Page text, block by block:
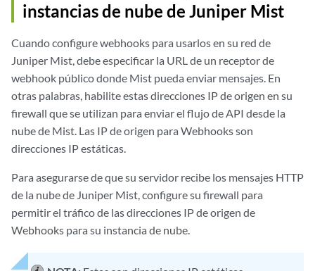
instancias de nube de Juniper Mist
Cuando configure webhooks para usarlos en su red de
Juniper Mist, debe especificar la URL de un receptor de
webhook público donde Mist pueda enviar mensajes. En
otras palabras, habilite estas direcciones IP de origen en su
firewall que se utilizan para enviar el flujo de API desde la
nube de Mist. Las IP de origen para Webhooks son
direcciones IP estáticas.
Para asegurarse de que su servidor recibe los mensajes HTTP
de la nube de Juniper Mist, configure su firewall para
permitir el tráfico de las direcciones IP de origen de
Webhooks para su instancia de nube.